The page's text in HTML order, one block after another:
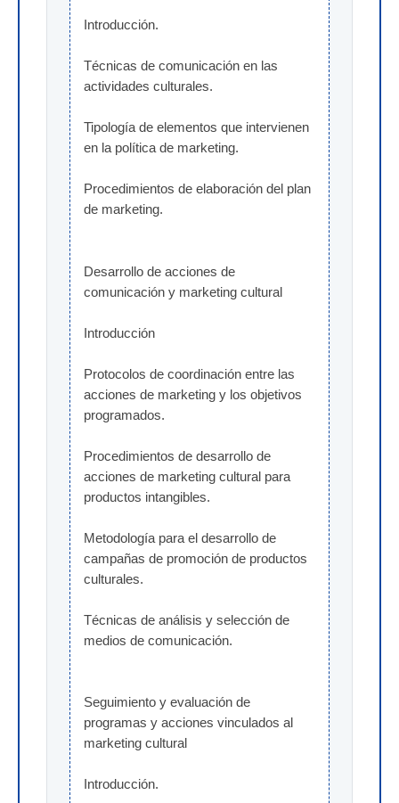
Introducción.
Técnicas de comunicación en las
actividades culturales.
Tipología de elementos que intervienen
en la política de marketing.
Procedimientos de elaboración del plan
de marketing.
Desarrollo de acciones de
comunicación y marketing cultural
Introducción
Protocolos de coordinación entre las
acciones de marketing y los objetivos
programados.
Procedimientos de desarrollo de
acciones de marketing cultural para
productos intangibles.
Metodología para el desarrollo de
campañas de promoción de productos
culturales.
Técnicas de análisis y selección de
medios de comunicación.
Seguimiento y evaluación de
programas y acciones vinculados al
marketing cultural
Introducción.